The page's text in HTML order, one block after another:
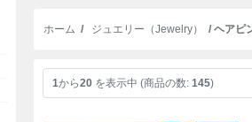
ホーム / ジュエリー（Jewelry） / ヘアピ
1から20 を表示中 (商品の数: 145)